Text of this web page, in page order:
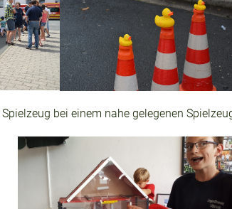
bei einem nahe gelegenen